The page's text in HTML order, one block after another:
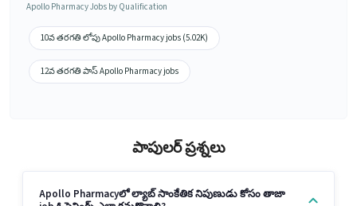
Apollo Pharmacy Jobs by Qualification
10వ తరగతి లోపు Apollo Pharmacy jobs (5.02K)
12వ తరగతి పాస్ Apollo Pharmacy jobs
పాపులర్ ప్రశ్నలు
Apollo Pharmacyలో ల్యాబ్ సాంకేతిక నిపుణుడు కోసం తాజా